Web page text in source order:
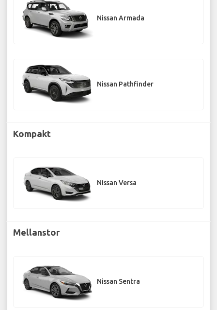
Nissan Armada
Nissan Pathfinder
Kompakt
Nissan Versa
Mellanstor
Nissan Sentra